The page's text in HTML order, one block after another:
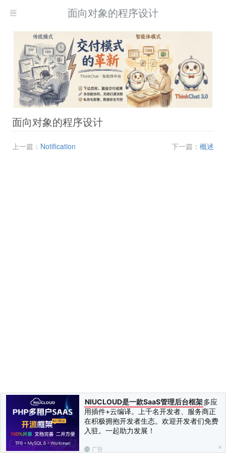
NIUCLOUD是一款SaaS管理后台框架多应
用插件+云编译。上千名开发者、服务商正
在积极拥抱开发者生态。欢迎开发者们免费
入驻。一起助力发展！
广告
面向对象的程序设计
面向对象的程序设计
上一篇： Notification 下一篇： 概述